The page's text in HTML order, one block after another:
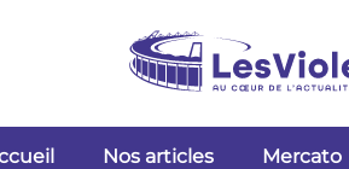
Nos articles Mercato